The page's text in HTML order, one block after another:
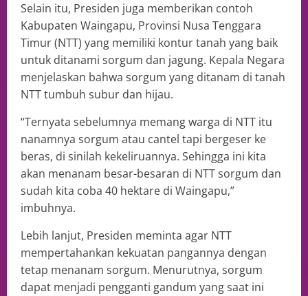
Selain itu, Presiden juga memberikan contoh
Kabupaten Waingapu, Provinsi Nusa Tenggara
Timur (NTT) yang memiliki kontur tanah yang baik
untuk ditanami sorgum dan jagung. Kepala Negara
menjelaskan bahwa sorgum yang ditanam di tanah
NTT tumbuh subur dan hijau.
“Ternyata sebelumnya memang warga di NTT itu
nanamnya sorgum atau cantel tapi bergeser ke
beras, di sinilah kekeliruannya. Sehingga ini kita
akan menanam besar-besaran di NTT sorgum dan
sudah kita coba 40 hektare di Waingapu,”
imbuhnya.
Lebih lanjut, Presiden meminta agar NTT
mempertahankan kekuatan pangannya dengan
tetap menanam sorgum. Menurutnya, sorgum
dapat menjadi pengganti gandum yang saat ini